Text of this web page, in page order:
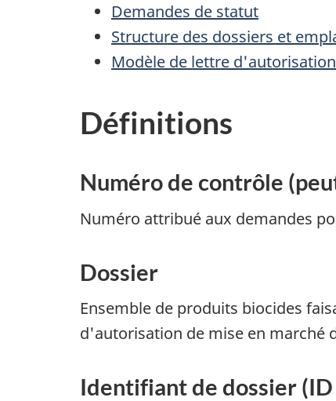
Demandes de statut
Structure des dossiers et
Modèle de lettre
Définitions
Numéro de contrôle
Numéro attribué aux demandes
Dossier
Ensemble de produits biocides
d'autorisation de mise en marché
Identifiant de dossier